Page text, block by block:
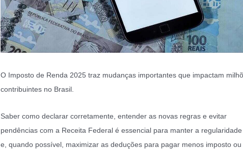
O Imposto de Renda 2025 traz mudanças importantes que impactam
contribuintes no Brasil.
Saber como declarar corretamente, entender as novas regras e evitar
pendências com a Receita Federal é essencial para manter a
e, quando possível, maximizar as deduções para pagar menos imposto ou